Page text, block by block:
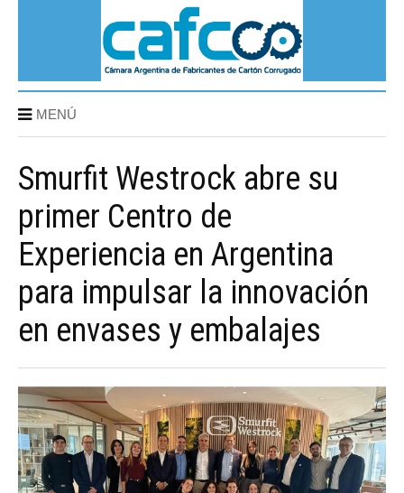
MENÚ
Smurfit Westrock abre su
primer Centro de
Experiencia en Argentina
para impulsar la innovación
en envases y embalajes